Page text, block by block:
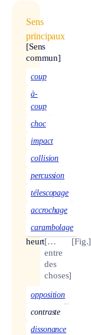
Sens
principaux
[Sens
commun]
coup
à-
coup
choc
impact
collision
percussion
télescopage
accrochage
carambolage
heurt[…
entre
des
choses]
[Fig.]
opposition
contraste
dissonance